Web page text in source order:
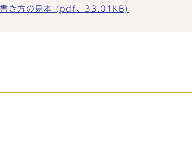
書き方の見本 (pdf、33.01KB)